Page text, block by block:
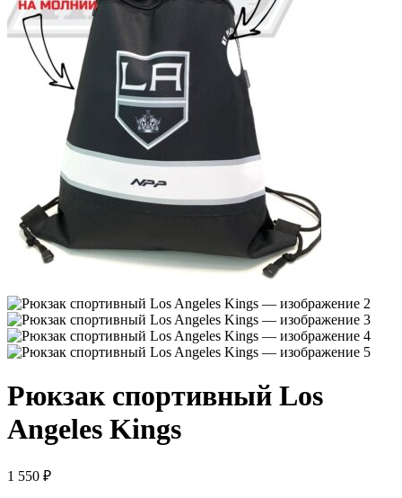
Рюкзак спортивный Los
Angeles Kings
1 550 ₽